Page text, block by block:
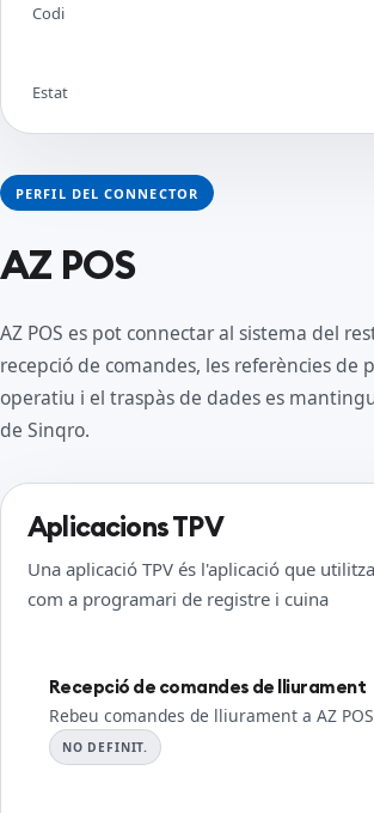
PERFIL DEL CONNECTOR
AZ POS
AZ POS es pot connectar al sistema del
recepció de comandes, les referències de
operatiu i el traspàs de dades es
de Sinqro.
Aplicacions TPV
Una aplicació TPV és l'aplicació que
com a programari de registre i cuina
Recepció de comandes de lliurament
Rebeu comandes de lliurament a AZ POS
NO DEFINIT.
Codi
Estat